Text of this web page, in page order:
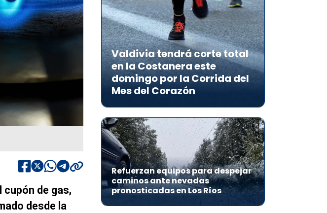
cupón de gas,
desde la
Valdivia tendrá corte total
en la Costanera este
domingo por la Corrida del
Mes del Corazón
Refuerzan equipos para despejar
caminos ante nevadas
pronosticadas en Los Ríos